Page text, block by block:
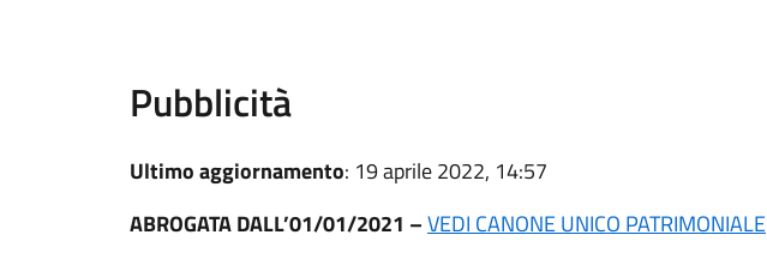
Pubblicità
Ultimo aggiornamento: 19 aprile 2022, 14:57
ABROGATA DALL’01/01/2021 –VEDI CANONE UNICO PATRIMONIALE